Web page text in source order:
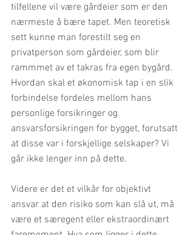
tilfellene vil være gårdeier som er den
nærmeste å bære tapet. Men teoretisk
sett kunne man forestilt seg en
privatperson som gårdeier, som blir
rammmet av et takras fra egen bygård.
Hvordan skal et økonomisk tap i en slik
forbindelse fordeles mellom hans
personlige forsikringer og
ansvarsforsikringen for bygget, forutsatt
at disse var i forskjellige selskaper? Vi
går ikke lenger inn på dette.
Videre er det et vilkår for objektivt
ansvar at den risiko som kan slå ut, må
være et særegent eller ekstraordinært